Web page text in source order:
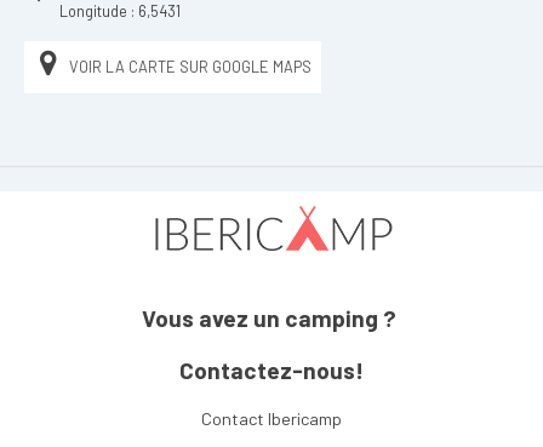
Longitude : 6,5431
VOIR LA CARTE SUR GOOGLE MAPS
Vous avez un camping ?
Contactez-nous!
Contact Ibericamp